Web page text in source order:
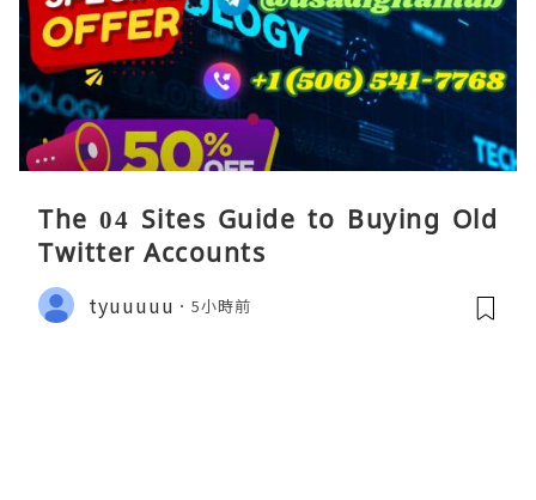
The 04 Sites Guide to Buying Old
Twitter Accounts
tyuuuuu 5小時前